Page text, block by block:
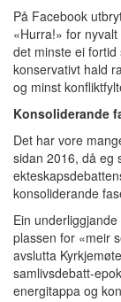
På Facebook
«Hurra!» for
det minste ei
konservativt hald
og minst
Konsoliderande
Det har vore
sidan 2016, då eg
konsoliderande
Ein
plassen for «meir
avslutta
samlivsdebatt-
energitappa og